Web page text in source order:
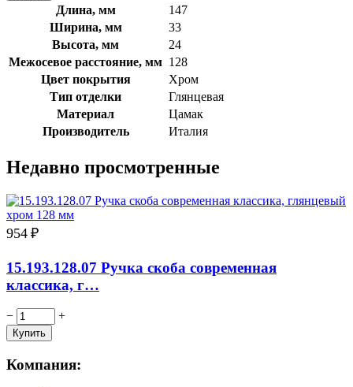
Длина, мм
147
Ширина, мм
33
Высота, мм
24
Межосевое расстояние, мм 128
Цвет покрытия
Хром
Тип отделки
Глянцевая
Материал
Цамак
Производитель
Италия
Недавно просмотренные
954 ₽
15.193.128.07 Ручка скоба современная
классика, г…
− +
Компания: